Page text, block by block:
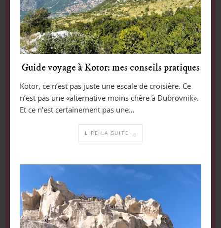
Guide voyage à Kotor: mes conseils pratiques
Kotor, ce n’est pas juste une escale de croisière. Ce
n’est pas une «alternative moins chère à Dubrovnik».
Et ce n’est certainement pas une…
LIRE LA SUITE →